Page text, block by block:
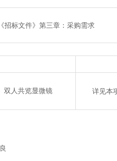
招标文件》第三章：采购需求
双人共览显微镜 详见本